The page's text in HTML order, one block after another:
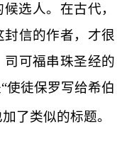
选人。在古代，
信的作者，才很
可福串珠圣经的
使徒保罗写给希伯
了类似的标题。